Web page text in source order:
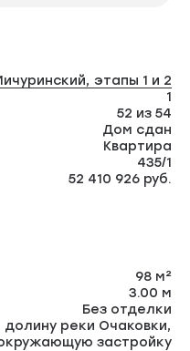
этапы 1 и 2
1
52 из 54
Дом сдан
Квартира
435/1
52 410 926 руб.
98 м²
3.00 м
Без отделки
долину реки Очаковки,
застройку